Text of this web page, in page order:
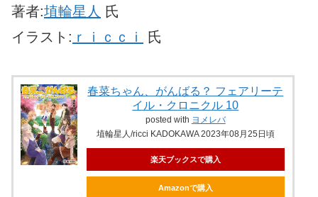
著者:埴輪星人 氏
イラスト: ｒｉｃｃｉ 氏
春菜ちゃん、がんばる？ フェアリーテ
イル・クロニクル 10
posted with ヨメレバ
埴輪星人/ricci KADOKAWA 2023年08月25日頃
楽天ブックスで購入
Amazonで購入